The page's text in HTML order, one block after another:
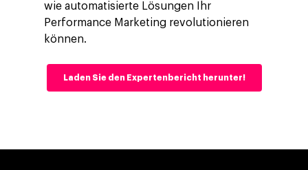
wie automatisierte Lösungen Ihr
Performance Marketing revolutionieren
können.
Laden Sie den Expertenbericht herunter!